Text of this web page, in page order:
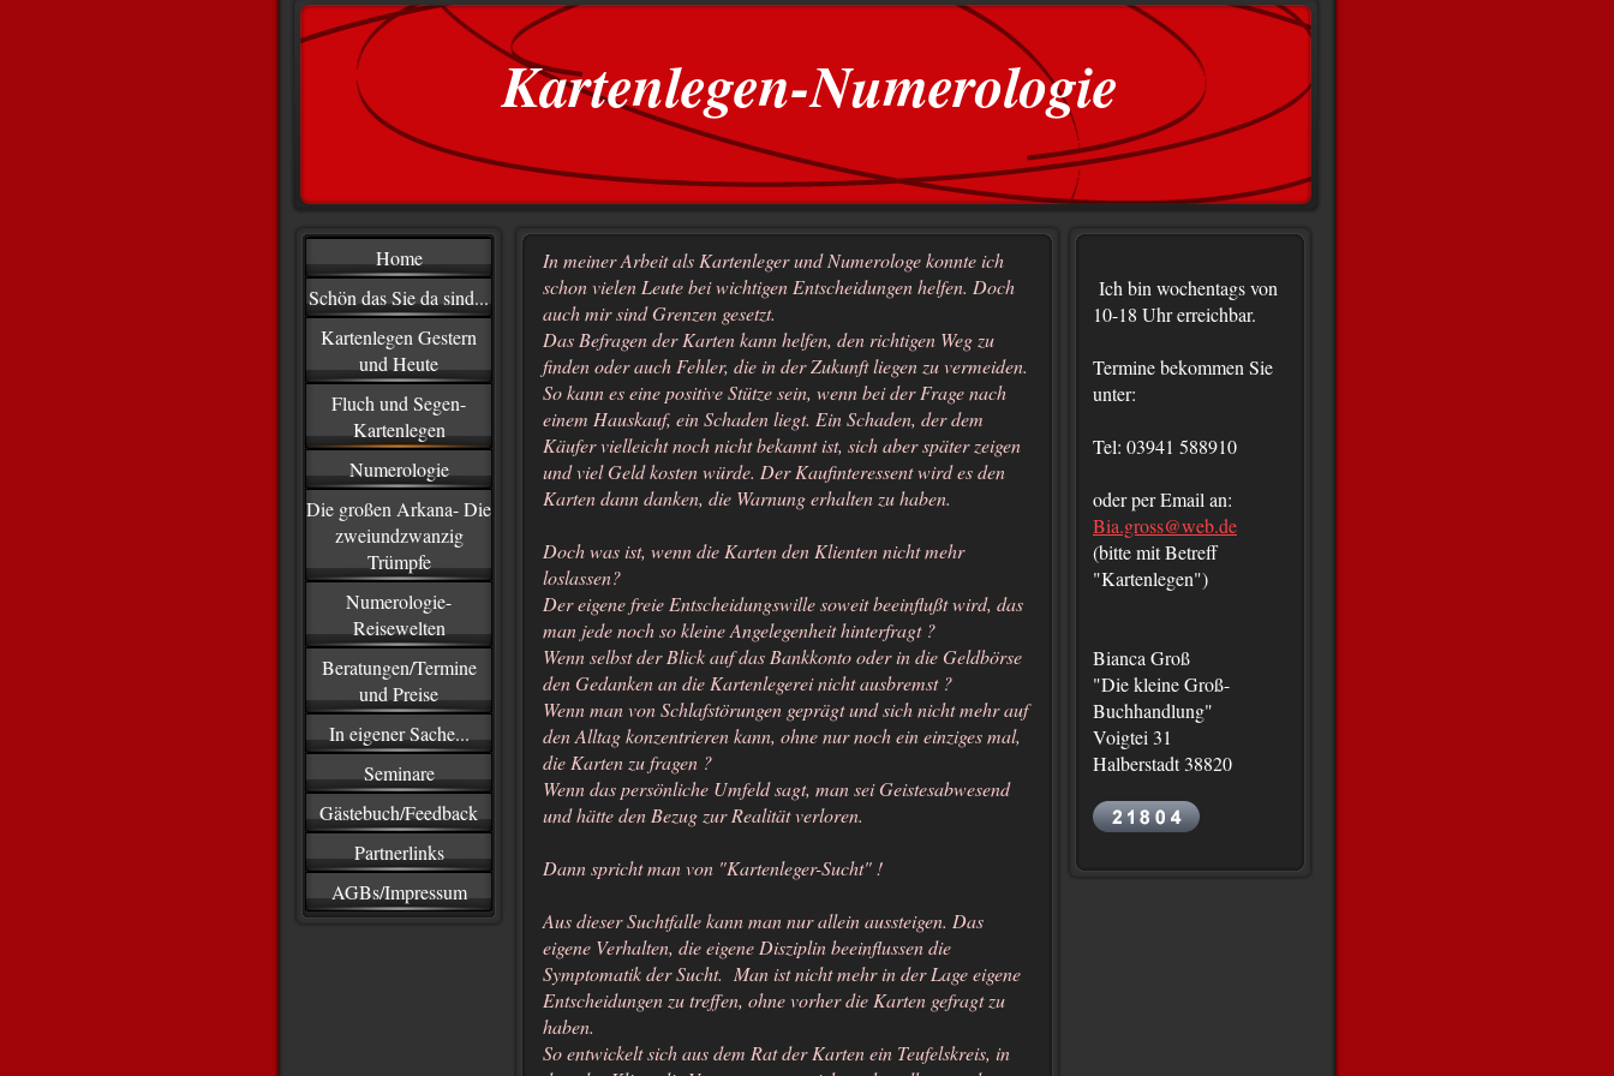
Kartenlegen-Numerologie
Home
Schön das Sie da sind...
Kartenlegen Gestern
und Heute
Fluch und Segen-
Kartenlegen
Numerologie
Die großen Arkana- Die
zweiundzwanzig
Trümpfe
Numerologie-
Reisewelten
Beratungen/Termine
und Preise
In eigener Sache...
Seminare
Gästebuch/Feedback
Partnerlinks
AGBs/Impressum
In meiner Arbeit als Kartenleger und Numerologe konnte ich
schon vielen Leute bei wichtigen Entscheidungen helfen. Doch
auch mir sind Grenzen gesetzt.
Das Befragen der Karten kann helfen, den richtigen Weg zu
finden oder auch Fehler, die in der Zukunft liegen zu vermeiden.
So kann es eine positive Stütze sein, wenn bei der Frage nach
einem Hauskauf, ein Schaden liegt. Ein Schaden, der dem
Käufer vielleicht noch nicht bekannt ist, sich aber später zeigen
und viel Geld kosten würde. Der Kaufinteressent wird es den
Karten dann danken, die Warnung erhalten zu haben.
Doch was ist, wenn die Karten den Klienten nicht mehr
loslassen?
Der eigene freie Entscheidungswille soweit beeinflußt wird, das
man jede noch so kleine Angelegenheit hinterfragt ?
Wenn selbst der Blick auf das Bankkonto oder in die Geldbörse
den Gedanken an die Kartenlegerei nicht ausbremst ?
Wenn man von Schlafstörungen geprägt und sich nicht mehr auf
den Alltag konzentrieren kann, ohne nur noch ein einziges mal,
die Karten zu fragen ?
Wenn das persönliche Umfeld sagt, man sei Geistesabwesend
und hätte den Bezug zur Realität verloren.
Dann spricht man von "Kartenleger-Sucht" !
Aus dieser Suchtfalle kann man nur allein aussteigen. Das
eigene Verhalten, die eigene Disziplin beeinflussen die
Symptomatik der Sucht. Man ist nicht mehr in der Lage eigene
Entscheidungen zu treffen, ohne vorher die Karten gefragt zu
haben.
So entwickelt sich aus dem Rat der Karten ein Teufelskreis, in
Ich bin wochentags von
10-18 Uhr erreichbar.
Termine bekommen Sie
unter:
Tel: 03941 588910
oder per Email an:
Bia.gross@web.de
(bitte mit Betreff
"Kartenlegen")
Bianca Groß
"Die kleine Groß-
Buchhandlung"
Voigtei 31
Halberstadt 38820